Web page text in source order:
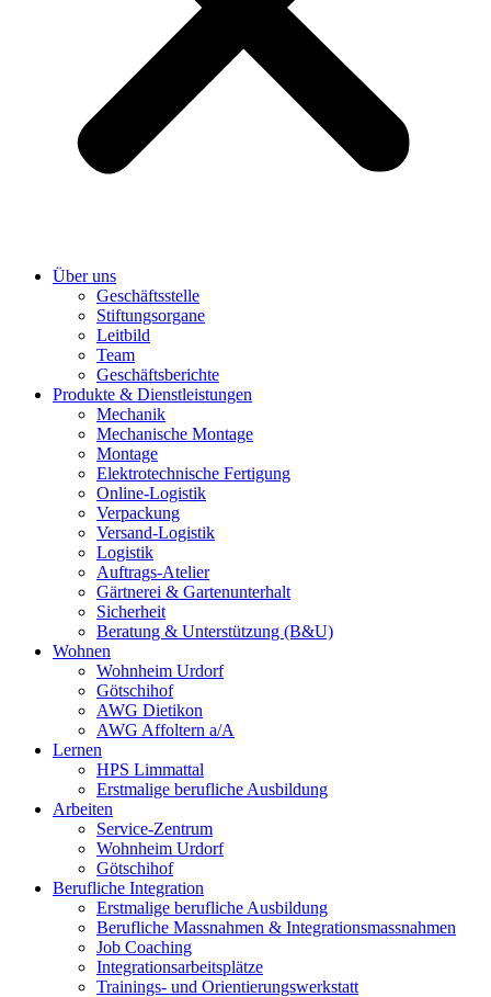
Über uns
Geschäftsstelle
Stiftungsorgane
Leitbild
Team
Geschäftsberichte
Produkte & Dienstleistungen
Mechanik
Mechanische Montage
Montage
Elektrotechnische Fertigung
Online-Logistik
Verpackung
Versand-Logistik
Logistik
Auftrags-Atelier
Gärtnerei & Gartenunterhalt
Sicherheit
Beratung & Unterstützung (B&U)
Wohnen
Wohnheim Urdorf
Götschihof
AWG Dietikon
AWG Affoltern a/A
Lernen
HPS Limmattal
Erstmalige berufliche Ausbildung
Arbeiten
Service-Zentrum
Wohnheim Urdorf
Götschihof
Berufliche Integration
Erstmalige berufliche Ausbildung
Berufliche Massnahmen & Integrationsmassnahmen
Job Coaching
Integrationsarbeitsplätze
Trainings- und Orientierungswerkstatt